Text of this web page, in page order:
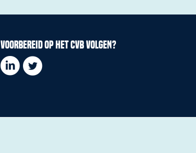
Voorbereid op het CVB volgen?